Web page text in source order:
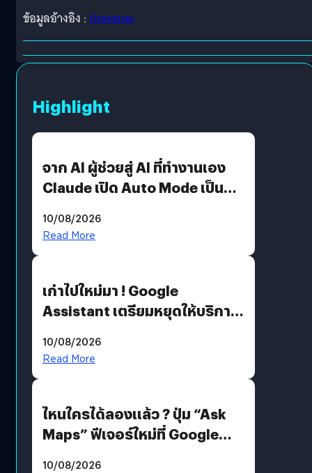
ข้อมูลอ้างอิง : theverge
Highlight
จาก AI ผู้ช่วยสู่ AI ที่ทำงานเอง
Claude เปิด Auto Mode เป็นค่า
10/08/2026
Read More
เก่าไปใหม่มา ! Google
Assistant เตรียมหยุดให้บริการ
แทน
10/08/2026
Read More
ไหนใครได้ลองแล้ว ? ปุ่ม “Ask
Maps” ฟีเจอร์ใหม่ที่ Google
10/08/2026